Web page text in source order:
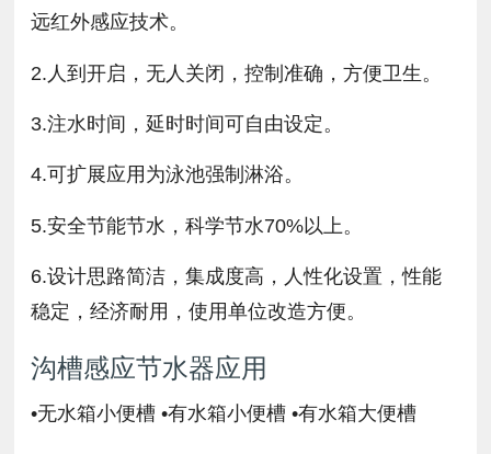
远红外感应技术。
2.人到开启，无人关闭，控制准确，方便卫生。
3.注水时间，延时时间可自由设定。
4.可扩展应用为泳池强制淋浴。
5.安全节能节水，科学节水70%以上。
6.设计思路简洁，集成度高，人性化设置，性能
稳定，经济耐用，使用单位改造方便。
沟槽感应节水器应用
•无水箱小便槽 •有水箱小便槽 •有水箱大便槽